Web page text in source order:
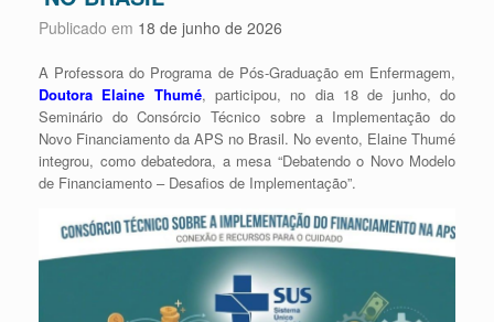
Publicado em 18 de junho de 2026
A Professora do Programa de Pós-Graduação em Enfermagem,
Doutora Elaine Thumé, participou, no dia 18 de junho, do
Seminário do Consórcio Técnico sobre a Implementação do
Novo Financiamento da APS no Brasil. No evento, Elaine Thumé
integrou, como debatedora, a mesa “Debatendo o Novo Modelo
de Financiamento – Desafios de Implementação”.